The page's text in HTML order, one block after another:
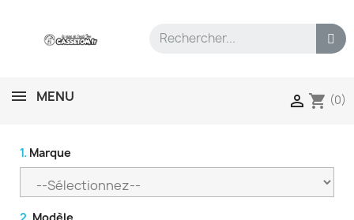
MENU  shopping_cart (0)
1. Marque